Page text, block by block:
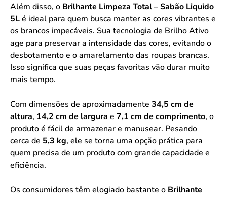
Além disso, o Brilhante Limpeza Total – Sabão Liquido
5Lé ideal para quem busca manter as cores vibrantes e
os brancos impecáveis. Sua tecnologia de Brilho Ativo
age para preservar a intensidade das cores, evitando o
desbotamento e o amarelamento das roupas brancas.
Isso significa que suas peças favoritas vão durar muito
mais tempo.
Com dimensões de aproximadamente 34,5 cm de
altura, 14,2 cm de largura e 7,1 cm de comprimento, o
produto é fácil de armazenar e manusear. Pesando
cerca de 5,3 kg, ele se torna uma opção prática para
quem precisa de um produto com grande capacidade e
eficiência.
Os consumidores têm elogiado bastante o Brilhante